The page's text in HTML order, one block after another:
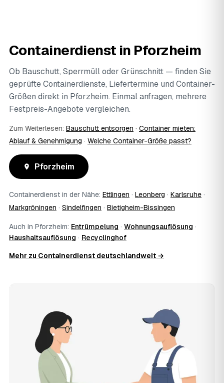
Containerdienst in Pforzheim
Ob Bauschutt, Sperrmüll oder Grünschnitt — finden Sie
geprüfte Containerdienste, Liefertermine und Container-
Größen direkt in Pforzheim. Einmal anfragen, mehrere
Festpreis-Angebote vergleichen.
Zum Weiterlesen: Bauschutt entsorgen · Container mieten:
Ablauf & Genehmigung · Welche Container-Größe passt?
Pforzheim
Containerdienst in der Nähe: Ettlingen · Leonberg · Karlsruhe ·
Markgröningen · Sindelfingen · Bietigheim-Bissingen
Auch in Pforzheim: Entrümpelung · Wohnungsauflösung ·
Haushaltsauflösung · Recyclinghof
Mehr zu Containerdienst deutschlandweit →